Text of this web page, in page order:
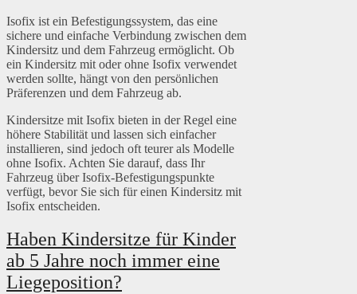
Isofix ist ein Befestigungssystem, das eine
sichere und einfache Verbindung zwischen dem
Kindersitz und dem Fahrzeug ermöglicht. Ob
ein Kindersitz mit oder ohne Isofix verwendet
werden sollte, hängt von den persönlichen
Präferenzen und dem Fahrzeug ab.
Kindersitze mit Isofix bieten in der Regel eine
höhere Stabilität und lassen sich einfacher
installieren, sind jedoch oft teurer als Modelle
ohne Isofix. Achten Sie darauf, dass Ihr
Fahrzeug über Isofix-Befestigungspunkte
verfügt, bevor Sie sich für einen Kindersitz mit
Isofix entscheiden.
Haben Kindersitze für Kinder
ab 5 Jahre noch immer eine
Liegeposition?